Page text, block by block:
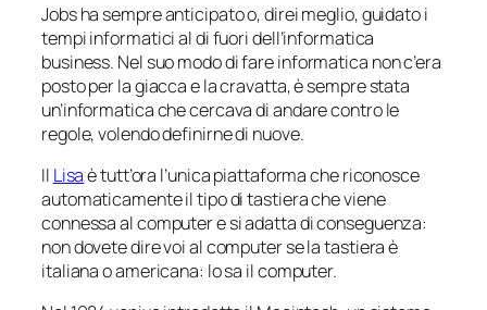
Jobs ha sempre anticipato o, direi meglio, guidato i
tempi informatici al di fuori dell’informatica
business. Nel suo modo di fare informatica non c’era
posto per la giacca e la cravatta, è sempre stata
un’informatica che cercava di andare contro le
regole, volendo definirne di nuove.
Il Lisaè tutt’ora l’unica piattaforma che riconosce
automaticamente il tipo di tastiera che viene
connessa al computer e si adatta di conseguenza:
non dovete dire voi al computer se la tastiera è
italiana o americana: lo sa il computer.